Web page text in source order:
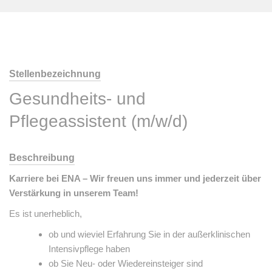
Stellenbezeichnung
Gesundheits- und
Pflegeassistent (m/w/d)
Beschreibung
Karriere bei ENA – Wir freuen uns immer und jederzeit über
Verstärkung in unserem Team!
Es ist unerheblich,
ob und wieviel Erfahrung Sie in der außerklinischen
Intensivpflege haben
ob Sie Neu- oder Wiedereinsteiger sind